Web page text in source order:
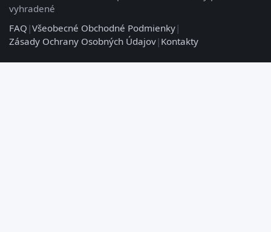
vyhradené
FAQ |Všeobecné Obchodné Podmienky|
Zásady Ochrany Osobných Údajov| Kontakty